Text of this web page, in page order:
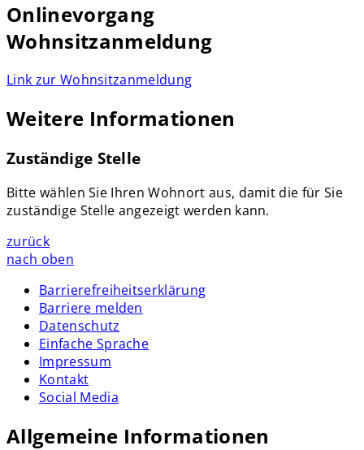
Onlinevorgang
Wohnsitzanmeldung
Link zur Wohnsitzanmeldung
Weitere Informationen
Zuständige Stelle
Bitte wählen Sie Ihren Wohnort aus, damit die für Sie
zuständige Stelle angezeigt werden kann.
zurück
nach oben
Barrierefreiheitserklärung
Barriere melden
Datenschutz
Einfache Sprache
Impressum
Kontakt
Social Media
Allgemeine Informationen